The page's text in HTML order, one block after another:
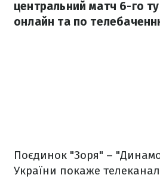
центральний матч 6-го
онлайн та по
Поєдинок "Зоря" –
України покаже